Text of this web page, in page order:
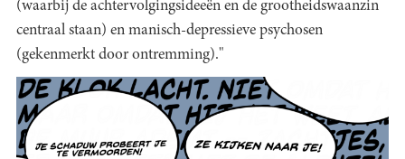
(waarbij de achtervolgingsideeën en de grootheidswaanzin
centraal staan) en manisch-depressieve psychosen
(gekenmerkt door ontremming)."